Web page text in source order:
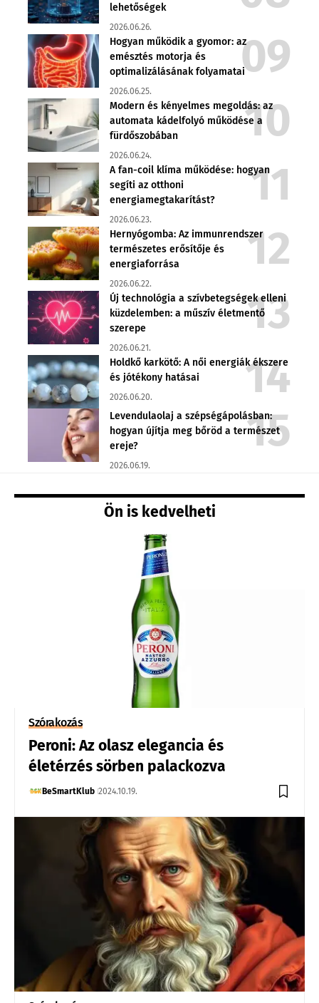
lehetőségek
2026.06.26.
Hogyan működik a gyomor: az
emésztés motorja és
optimalizálásának folyamatai
2026.06.25.
Modern és kényelmes megoldás: az
automata kádelfolyó működése a
fürdőszobában
2026.06.24.
A fan-coil klíma működése: hogyan
segíti az otthoni
energiamegtakarítást?
2026.06.23.
Hernyógomba: Az immunrendszer
természetes erősítője és
energiaforrása
2026.06.22.
Új technológia a szívbetegségek elleni
küzdelemben: a műszív életmentő
szerepe
2026.06.21.
Holdkő karkötő: A női energiák ékszere
és jótékony hatásai
2026.06.20.
Levendulaolaj a szépségápolásban:
hogyan újítja meg bőröd a természet
ereje?
2026.06.19.
Ön is kedvelheti
Szórakozás
Peroni: Az olasz elegancia és
életérzés sörben palackozva
BeSmartKlub 2024.10.19.